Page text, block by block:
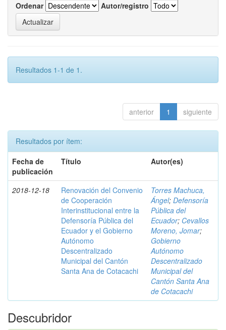
Ordenar
Autor/registro
Resultados 1-1 de 1.
anterior 1 siguiente
Resultados por ítem:
Fecha de
publicación
Título Autor(es)
2018-12-18
Renovación del Convenio
de Cooperación
Interinstitucional entre la
Defensoría Pública del
Ecuador y el Gobierno
Autónomo
Descentralizado
Municipal del Cantón
Santa Ana de Cotacachi
Torres Machuca,
Ángel; Defensoría
Pública del
Ecuador; Cevallos
Moreno, Jomar;
Gobierno
Autónomo
Descentralizado
Municipal del
Cantón Santa Ana
de Cotacachi
Descubridor